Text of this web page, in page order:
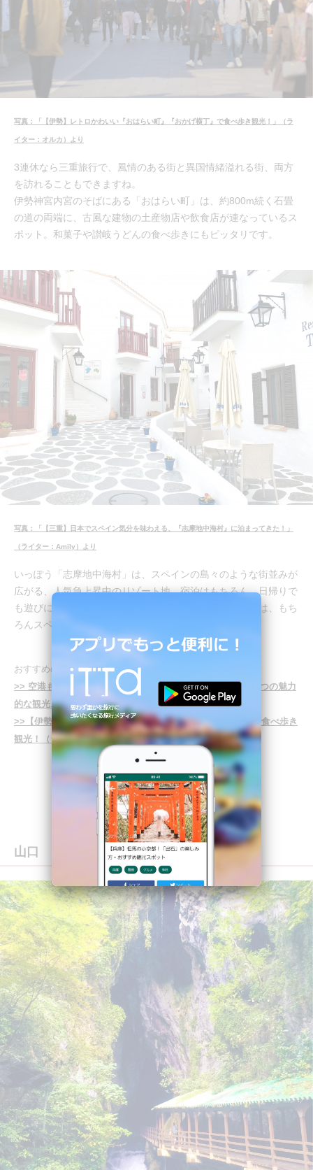
写真：「【伊勢】レトロかわいい『おはらい町』『おかげ横丁』で食べ歩き観光！」（ラ
イター：オルカ）より
3連休なら三重旅行で、風情のある街と異国情緒溢れる街、両方
を訪れることもできますね。
伊勢神宮内宮のそばにある「おはらい町」は、約800m続く石畳
の道の両端に、古風な建物の土産物店や飲食店が連なっているス
ポット。和菓子や讃岐うどんの食べ歩きにもピッタリです。
写真：「【三重】日本でスペイン気分を味わえる、『志摩地中海村』に泊まってきた！」
（ライター：Amily）より
いっぽう「志摩地中海村」は、スペインの島々のような街並みが
広がる、人気急上昇中のリゾート地。宿泊はもちろん、日帰りで
も遊びに行くことができます。エリア内のレストランでは、もち
ろんスペイン料理もいただけますよ！
おすすめの旅のしおり
>> 空港も新幹線の駅もない三重県の、それでも訪れるべき8つの魅力
的な観光スポット！（ライター：オルカ）
>>【伊勢】レトロかわいい「おはらい町」「おかげ横丁」で食べ歩き
観光！（ライター：オルカ）
山口